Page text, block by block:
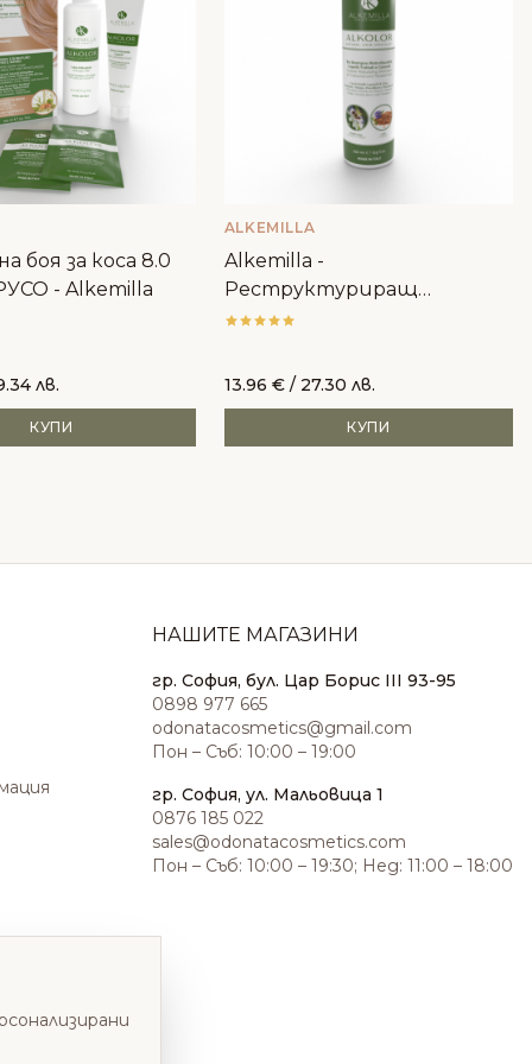
боя за коса 8.0
- Alkemilla
лв.
КУПИ
ALKEMILLA
Alkemilla -
Реструктуриращ
шампоан за боядисана коса
13.96 €/ 27.30 лв.
КУПИ
НАШИТЕ МАГАЗИНИ
гр. София, бул. Цар Борис III 93-95
0898 977 665
odonatacosmetics@gmail.com
Пон – Съб: 10:00 – 19:00
гр. София, ул. Мальовица 1
0876 185 022
sales@odonatacosmetics.com
Пон – Съб: 10:00 – 19:30; Нед: 11:00 – 18:00